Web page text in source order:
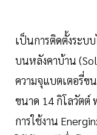
เป็นการติดตั้งระบ
บนหลังคาบ้าน
ความจุแบตเตอรี่ข
ขนาด 14 กิโลวัต
การใช้งาน